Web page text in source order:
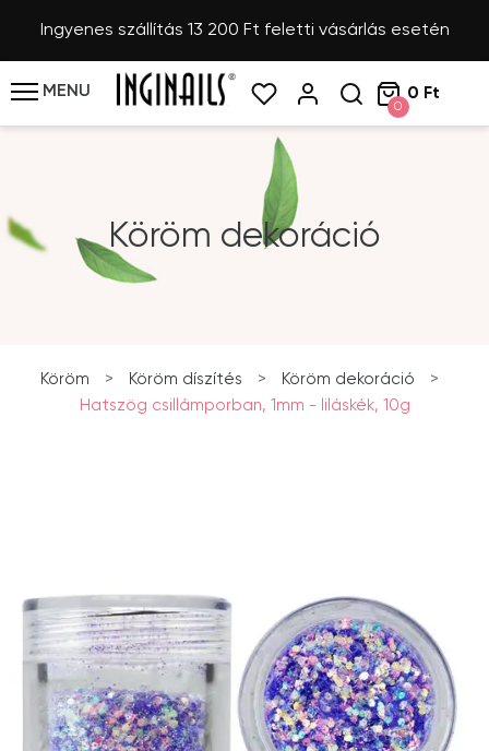
Ingyenes szállítás 13 200 Ft feletti vásárlás esetén
MENU
0
0 Ft
Köröm dekoráció
Köröm > Köröm díszítés > Köröm dekoráció
>
Hatszög csillámporban, 1mm - liláskék, 10g